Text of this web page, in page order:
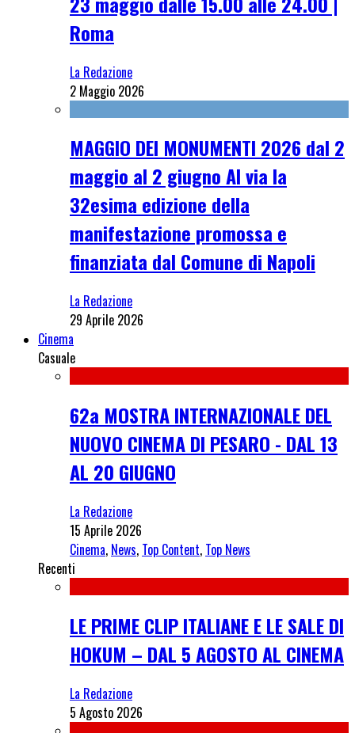
Roma
La Redazione
2 Maggio 2026
MAGGIO DEI MONUMENTI 2026 dal 2
maggio al 2 giugno Al via la
32esima edizione della
manifestazione promossa e
finanziata dal Comune di Napoli
La Redazione
29 Aprile 2026
Cinema
Casuale
62a MOSTRA INTERNAZIONALE DEL
NUOVO CINEMA DI PESARO - DAL 13
AL 20 GIUGNO
La Redazione
15 Aprile 2026
Cinema, News, Top Content, Top News
Recenti
LE PRIME CLIP ITALIANE E LE SALE DI
HOKUM – DAL 5 AGOSTO AL CINEMA
La Redazione
5 Agosto 2026